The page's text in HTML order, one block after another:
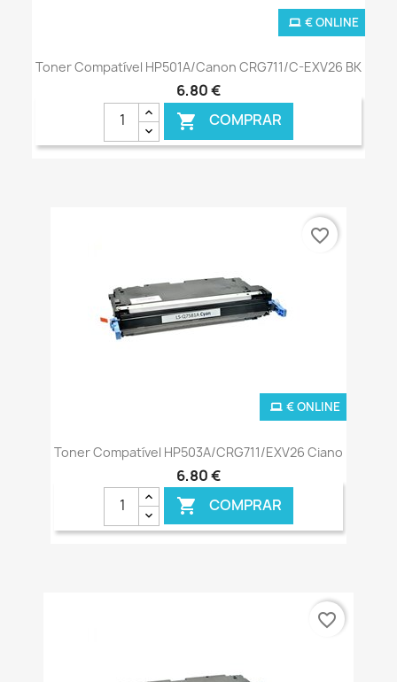
Toner Compatível HP501A/Canon CRG711/C-EXV26 BK
6,80 €
 COMPRAR
€ ONLINE
Toner Compatível HP503A/CRG711/EXV26 Ciano
6,80 €
 COMPRAR
€ ONLINE
favorite_border
favorite_border